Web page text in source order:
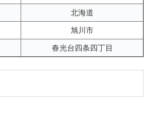
北海道
旭川市
春光台四条四丁目